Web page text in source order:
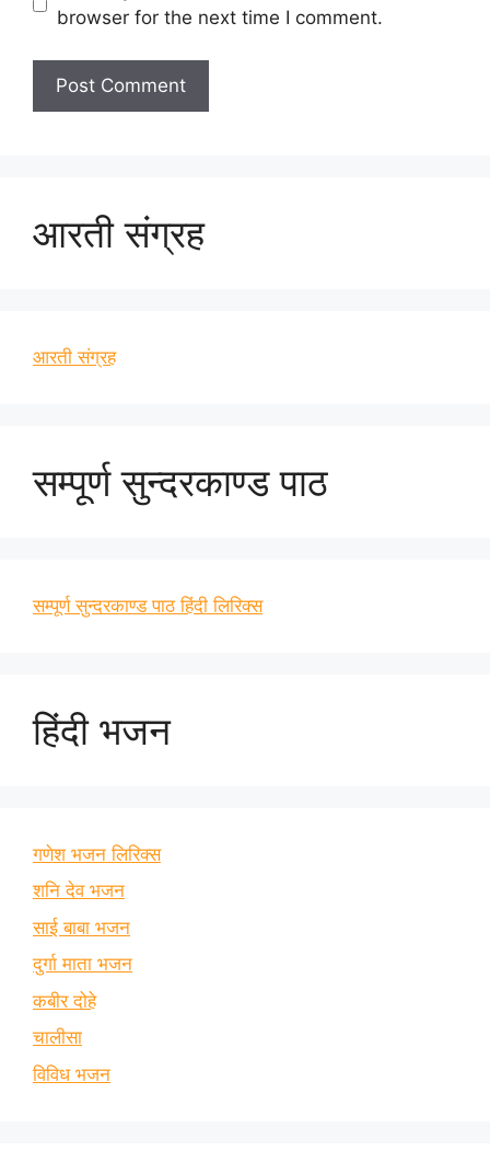
browser for the next time I comment.
आरती संग्रह
आरती संग्रह
सम्पूर्ण सुन्दरकाण्ड पाठ
सम्पूर्ण सुन्दरकाण्ड पाठ हिंदी लिरिक्स
हिंदी भजन
गणेश भजन लिरिक्स
शनि देव भजन
साई बाबा भजन
दुर्गा माता भजन
कबीर दोहे
चालीसा
विविध भजन